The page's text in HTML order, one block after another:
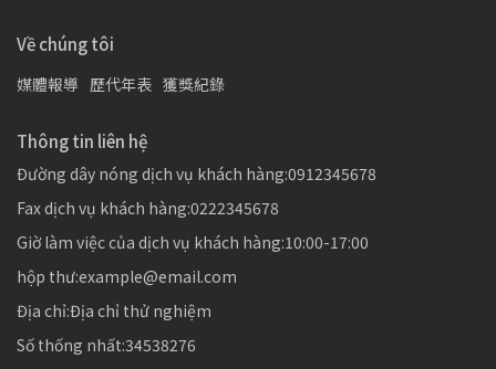
Về chúng tôi
媒體報導 歷代年表 獲獎紀錄
Thông tin liên hệ
Đường dây nóng dịch vụ khách hàng:0912345678
Fax dịch vụ khách hàng:0222345678
Giờ làm việc của dịch vụ khách hàng:10:00-17:00
hộp thư:example@email.com
Địa chỉ:Địa chỉ thử nghiệm
Số thống nhất:34538276